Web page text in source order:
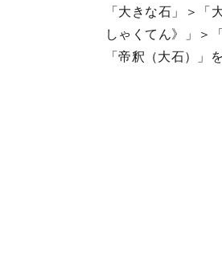
「大きな石」＞
しゃくてん》」＞
「帝釈（大石）